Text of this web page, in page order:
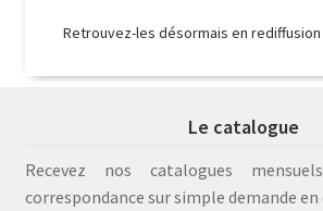
Retrouvez-les désormais en rediffusion
Le catalogue
Recevez nos catalogues
correspondance sur simple demande en